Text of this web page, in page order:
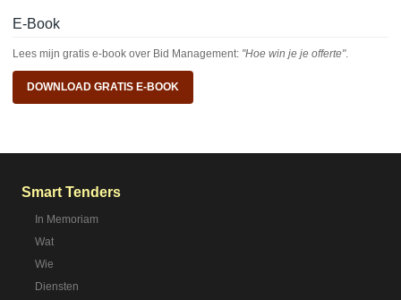
E-Book
Lees mijn gratis e-book over Bid Management: "Hoe win je je offerte".
DOWNLOAD GRATIS E-BOOK
Smart Tenders
In Memoriam
Wat
Wie
Diensten